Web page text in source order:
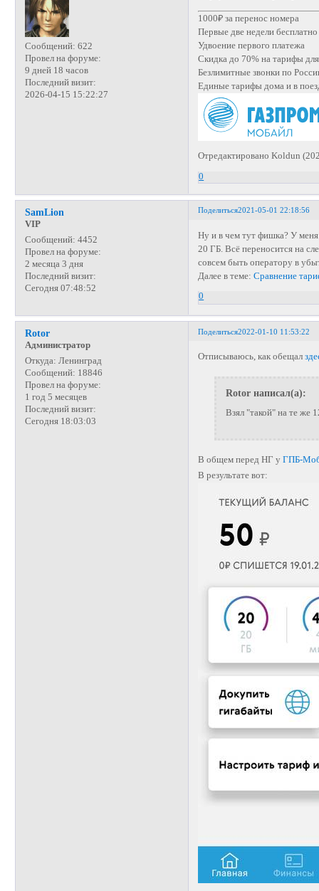
Сообщений: 622
Провел на форуме:
9 дней 18 часов
Последний визит:
2026-04-15 15:22:27
1000₽ за перенос номера
Первые две недели бесплатно
Удвоение первого платежа
Скидка до 70% на тарифы
Безлимитные звонки по
Единые тарифы дома и в
Отредактировано Koldun
0
Поделиться2021-05-01 22:18:56
SamLion
VIP
Сообщений: 4452
Провел на форуме:
2 месяца 3 дня
Последний визит:
Сегодня 07:48:52
Ну и в чем тут фишка? У меня
20 ГБ. Всё переносится на
совсем быть оператору в
Далее в теме:Сравнение
0
Поделиться2022-01-10 11:53:22
Rotor
Администратор
Откуда: Ленинград
Сообщений: 18846
Провел на форуме:
1 год 5 месяцев
Последний визит:
Сегодня 18:03:03
Отписываюсь, как обещал
Rotor написал(а):
Взял "такой" на те же
В общем перед НГ уГПБ-
В результате вот: